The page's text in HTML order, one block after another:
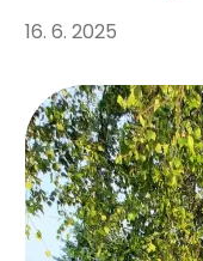
16. 6. 2025